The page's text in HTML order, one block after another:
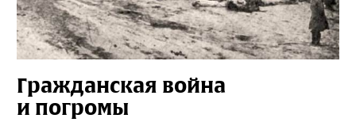
Гражданская война
и погромы